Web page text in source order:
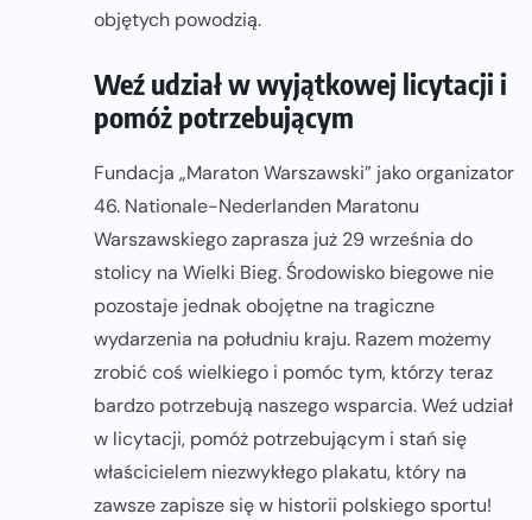
objętych powodzią.
Weź udział w wyjątkowej licytacji i
pomóż potrzebującym
Fundacja „Maraton Warszawski” jako organizator
46. Nationale-Nederlanden Maratonu
Warszawskiego zaprasza już 29 września do
stolicy na Wielki Bieg. Środowisko biegowe nie
pozostaje jednak obojętne na tragiczne
wydarzenia na południu kraju. Razem możemy
zrobić coś wielkiego i pomóc tym, którzy teraz
bardzo potrzebują naszego wsparcia. Weź udział
w licytacji, pomóż potrzebującym i stań się
właścicielem niezwykłego plakatu, który na
zawsze zapisze się w historii polskiego sportu!